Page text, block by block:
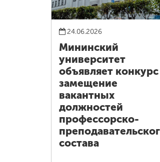
24.06.2026
Мининский
университет
объявляет
замещение
вакантных
должностей
профессорско-
состава